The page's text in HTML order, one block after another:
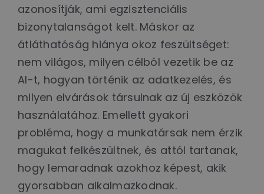
azonosítják, ami egzisztenciális
bizonytalanságot kelt. Máskor az
átláthatóság hiánya okoz feszültséget:
nem világos, milyen célból vezetik be az
AI-t, hogyan történik az adatkezelés, és
milyen elvárások társulnak az új eszközök
használatához. Emellett gyakori
probléma, hogy a munkatársak nem érzik
magukat felkészültnek, és attól tartanak,
hogy lemaradnak azokhoz képest, akik
gyorsabban alkalmazkodnak.